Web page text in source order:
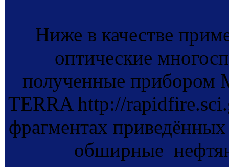
Ниже в качестве
оптические
полученные прибором
TERRA http://
фрагментах
обширные